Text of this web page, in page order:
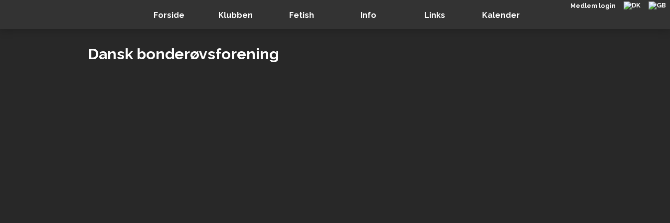
Medlem login
Forside Klubben Fetish Info Links Kalender
Dansk bonderøvsforening